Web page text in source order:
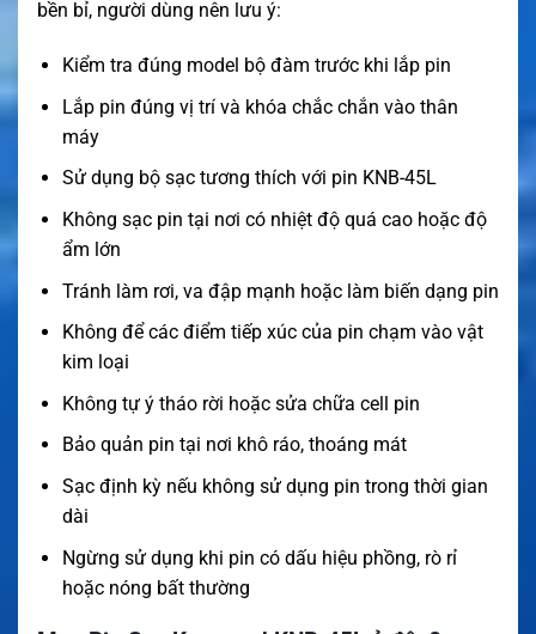
bền bỉ, người dùng nên lưu ý:
Kiểm tra đúng model bộ đàm trước khi lắp pin
Lắp pin đúng vị trí và khóa chắc chắn vào thân
máy
Sử dụng bộ sạc tương thích với pin KNB-45L
Không sạc pin tại nơi có nhiệt độ quá cao hoặc độ
ẩm lớn
Tránh làm rơi, va đập mạnh hoặc làm biến dạng pin
Không để các điểm tiếp xúc của pin chạm vào vật
kim loại
Không tự ý tháo rời hoặc sửa chữa cell pin
Bảo quản pin tại nơi khô ráo, thoáng mát
Sạc định kỳ nếu không sử dụng pin trong thời gian
dài
Ngừng sử dụng khi pin có dấu hiệu phồng, rò rỉ
hoặc nóng bất thường